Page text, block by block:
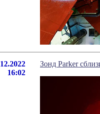
16:02
Зонд Parker